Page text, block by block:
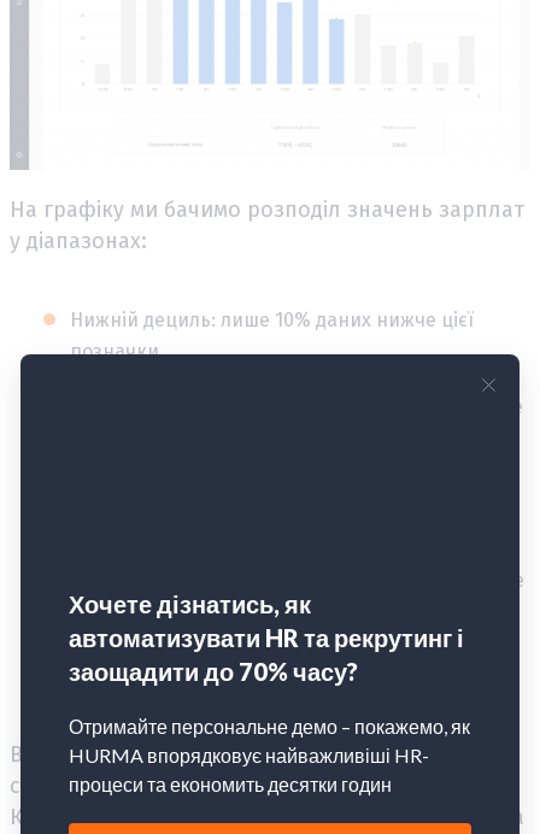
На графіку ми бачимо розподіл значень зарплат
у діапазонах:
Нижній дециль: лише 10% даних нижче цієї
позначки.
1-й квартиль: 25% даних мають значення нижче
3-й квартиль: 75% даних мають значення нижче
цієї позначки, а 25% вище.
Верхній дециль: лише 10% даних вище цієї
Використання цих графіків дозволяє
створювати ефективну стратегію підбору.
Кожна компанія має свою: хтось орієнтується на